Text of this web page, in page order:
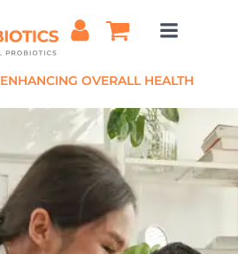
ไป
ยัง
เนื้อหา
ENHANCING OVERALL HEALTH